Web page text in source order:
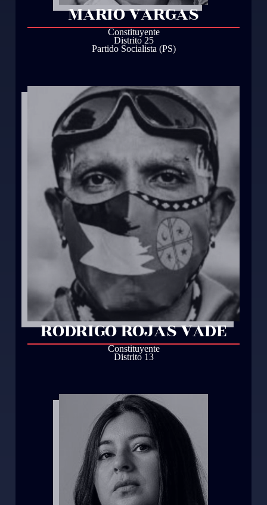
MARIO VARGAS
Constituyente
Distrito 25
Partido Socialista (PS)
RODRIGO ROJAS VADE
Constituyente
Distrito 13